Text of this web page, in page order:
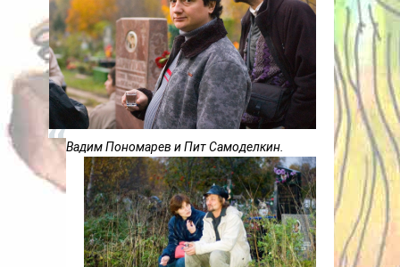
Вадим Пономарев и Пит Самоделкин.